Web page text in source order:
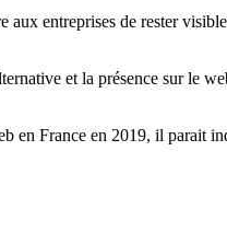
entreprises de rester
et la présence sur le
France en 2019, il parait